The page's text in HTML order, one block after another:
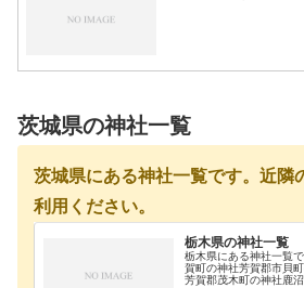
茨城県の神社一覧
茨城県にある神社一覧です。近隣
利用ください。
栃木県の神社一覧
栃木県にある神社一覧
賀町の神社芳賀郡市貝
芳賀郡茂木町の神社鹿